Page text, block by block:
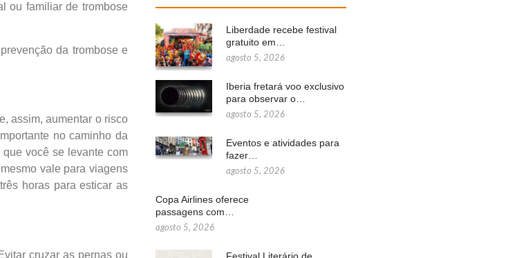
ou familiar de trombose
da trombose e
assim, aumentar o risco
no caminho da
que você se levante com
vale para viagens
horas para esticar as
cruzar as pernas ou
Liberdade recebe festival
gratuito em…
agosto 5, 2026
Iberia fretará voo exclusivo
para observar o…
agosto 5, 2026
Eventos e atividades para
fazer…
agosto 5, 2026
Copa Airlines oferece
passagens com…
agosto 5, 2026